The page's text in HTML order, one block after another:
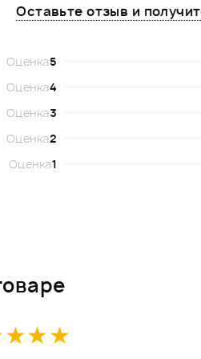
Оставьте отзыв и
Оценка5
Оценка4
Оценка3
Оценка2
Оценка1